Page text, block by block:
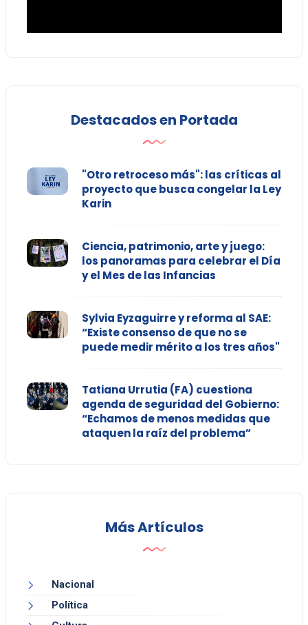
Destacados en Portada
"Otro retroceso más": las críticas al
proyecto que busca congelar la Ley
Karin
Ciencia, patrimonio, arte y juego:
los panoramas para celebrar el Día
y el Mes de las Infancias
Sylvia Eyzaguirre y reforma al SAE:
“Existe consenso de que no se
puede medir mérito a los tres años"
Tatiana Urrutia (FA) cuestiona
agenda de seguridad del Gobierno:
“Echamos de menos medidas que
ataquen la raíz del problema”
Más Artículos
Nacional
Política